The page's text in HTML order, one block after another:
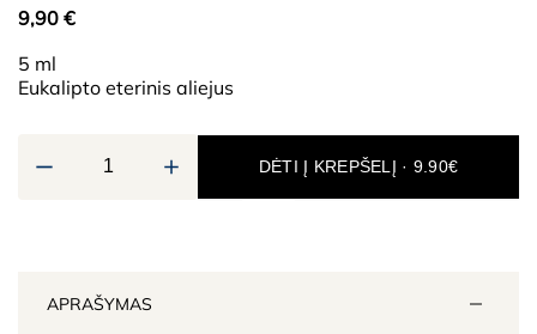
9,90 €
5 ml
Eukalipto eterinis aliejus
DĖTI Į KREPŠELĮ · 9.90€
APRAŠYMAS